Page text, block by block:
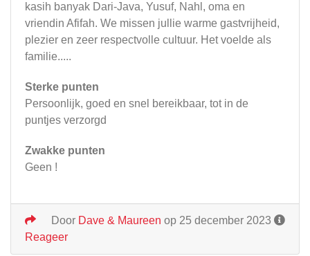
kasih banyak Dari-Java, Yusuf, Nahl, oma en
vriendin Afifah. We missen jullie warme gastvrijheid,
plezier en zeer respectvolle cultuur. Het voelde als
familie.....
Sterke punten
Persoonlijk, goed en snel bereikbaar, tot in de
puntjes verzorgd
Zwakke punten
Geen !
Door Dave & Maureen op 25 december 2023
Reageer